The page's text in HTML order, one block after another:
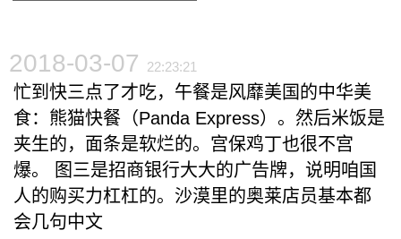
2018-03-07 22:23:21
忙到快三点了才吃，午餐是风靡美国的中华美
食：熊猫快餐（Panda Express）。然后米饭是
夹生的，面条是软烂的。宫保鸡丁也很不宫
爆。 图三是招商银行大大的广告牌，说明咱国
人的购买力杠杠的。沙漠里的奥莱店员基本都
会几句中文